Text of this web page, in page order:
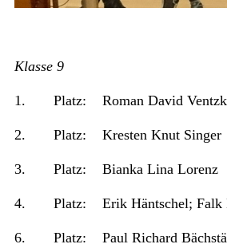
Klasse 9
1. Platz: Roman David
2. Platz: Kresten Knut Singer
3. Platz: Bianka Lina Lorenz
4. Platz: Erik Häntschel; Falk
6. Platz: Paul Richard